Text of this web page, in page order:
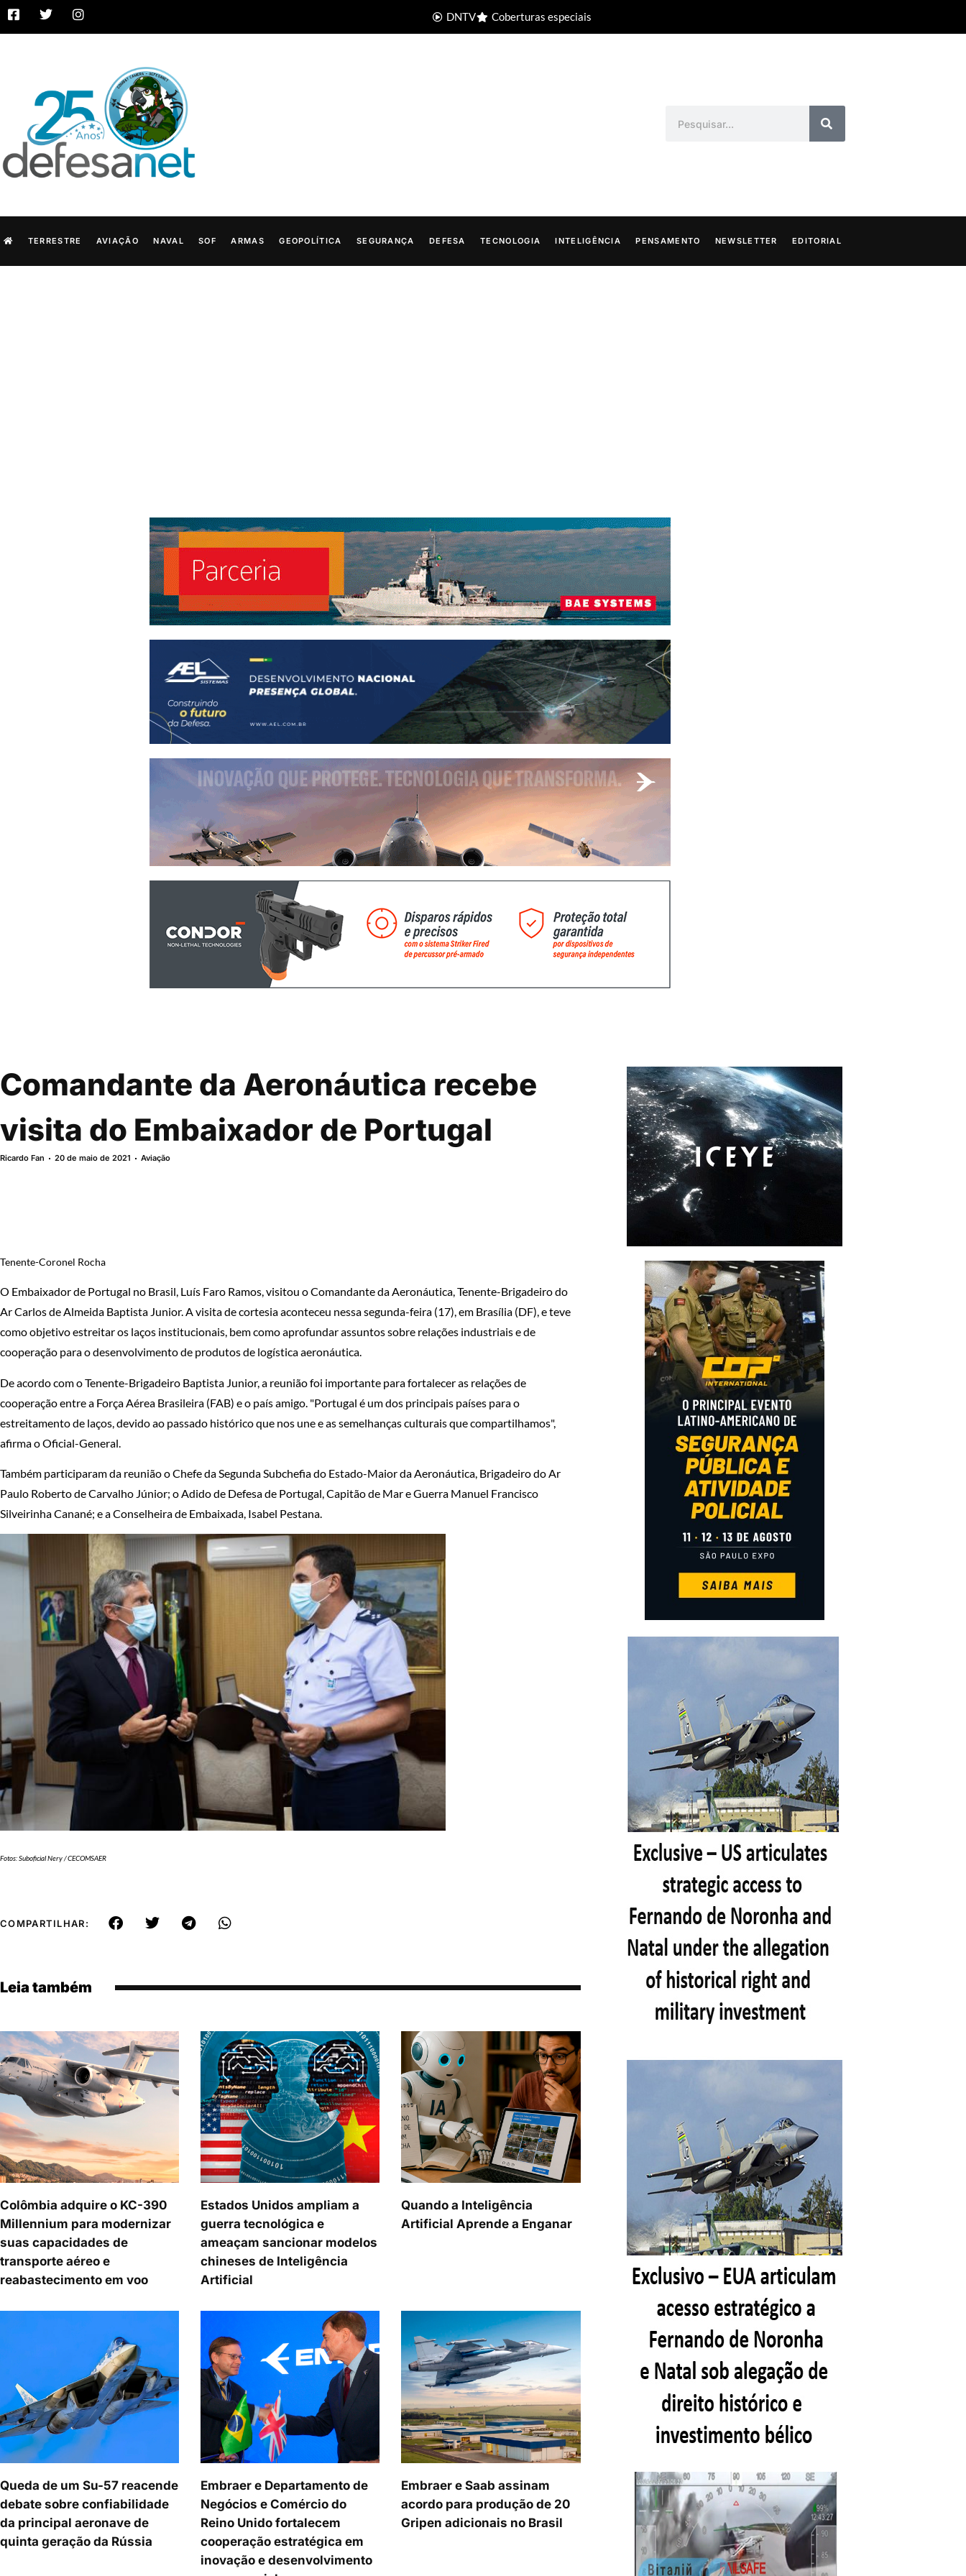
DNTV Coberturas especiais
TERRESTRE AVIAÇÃO NAVAL SOF ARMAS GEOPOLÍTICA SEGURANÇA DEFESA TECNOLOGIA INTELIGÊNCIA PENSAMENTO NEWSLETTER EDITORIAL
Comandante da Aeronáutica recebe
visita do Embaixador de Portugal
Ricardo Fan 20 de maio de 2021 Aviação
Tenente-Coronel Rocha
O Embaixador de Portugal no Brasil, Luís Faro Ramos, visitou o Comandante da Aeronáutica, Tenente-Brigadeiro do
Ar Carlos de Almeida Baptista Junior. A visita de cortesia aconteceu nessa segunda-feira (17), em Brasília (DF), e teve
como objetivo estreitar os laços institucionais, bem como aprofundar assuntos sobre relações industriais e de
cooperação para o desenvolvimento de produtos de logística aeronáutica.
De acordo com o Tenente-Brigadeiro Baptista Junior, a reunião foi importante para fortalecer as relações de
cooperação entre a Força Aérea Brasileira (FAB) e o país amigo. "Portugal é um dos principais países para o
estreitamento de laços, devido ao passado histórico que nos une e as semelhanças culturais que compartilhamos",
afirma o Oficial-General.
Também participaram da reunião o Chefe da Segunda Subchefia do Estado-Maior da Aeronáutica, Brigadeiro do Ar
Paulo Roberto de Carvalho Júnior; o Adido de Defesa de Portugal, Capitão de Mar e Guerra Manuel Francisco
Silveirinha Canané; e a Conselheira de Embaixada, Isabel Pestana.
Fotos: Suboficial Nery / CECOMSAER
COMPARTILHAR:
Leia também
Colômbia adquire o KC-390
Millennium para modernizar
suas capacidades de
transporte aéreo e
reabastecimento em voo
Estados Unidos ampliam a
guerra tecnológica e
ameaçam sancionar modelos
chineses de Inteligência
Artificial
Quando a Inteligência
Artificial Aprende a Enganar
Queda de um Su-57 reacende
debate sobre confiabilidade
da principal aeronave de
quinta geração da Rússia
Embraer e Departamento de
Negócios e Comércio do
Reino Unido fortalecem
cooperação estratégica em
inovação e desenvolvimento
Embraer e Saab assinam
acordo para produção de 20
Gripen adicionais no Brasil